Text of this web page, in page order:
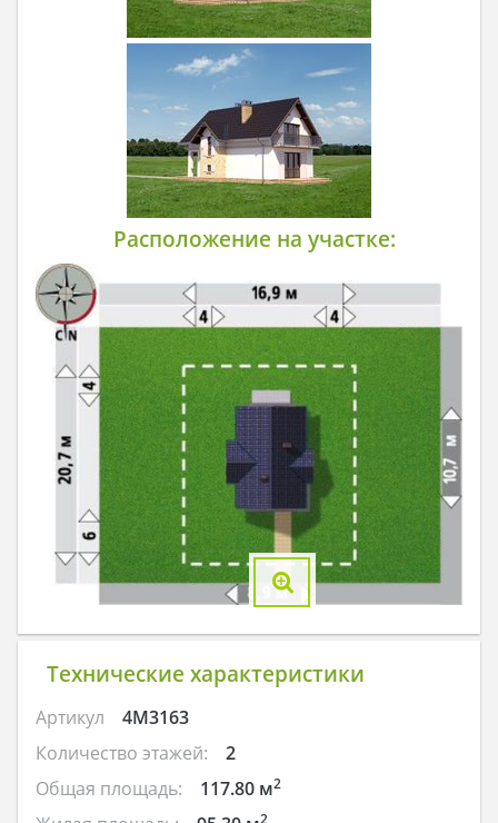
Расположение на участке:
Технические характеристики
Артикул
4M3163
Количество этажей:
2
Общая площадь:
117.80 м2
2